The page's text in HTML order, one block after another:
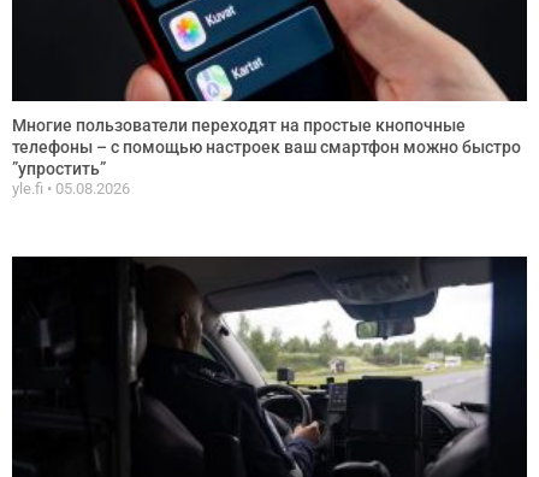
Многие пользователи переходят на простые кнопочные
телефоны – с помощью настроек ваш смартфон можно быстро
”упростить”
yle.fi 05.08.2026